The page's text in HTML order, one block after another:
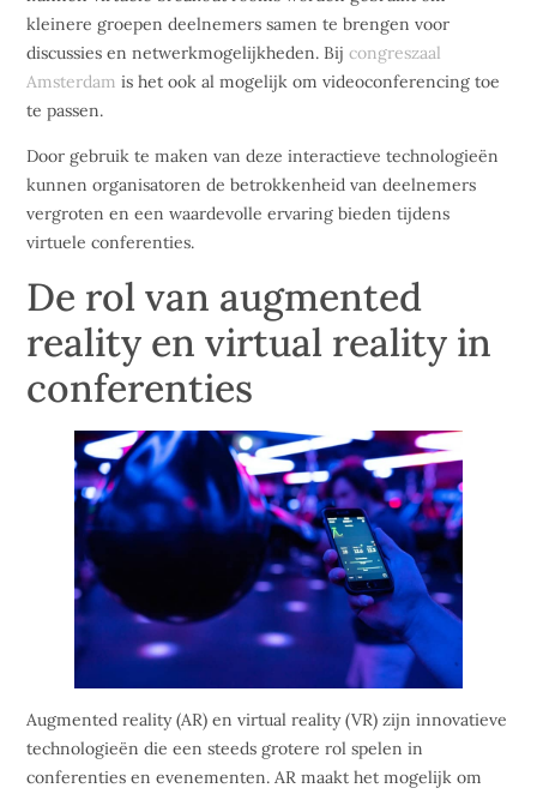
kleinere groepen deelnemers samen te brengen voor
discussies en netwerkmogelijkheden. Bijcongreszaal
Amsterdam is het ook al mogelijk om videoconferencing toe
te passen.
Door gebruik te maken van deze interactieve technologieën
kunnen organisatoren de betrokkenheid van deelnemers
vergroten en een waardevolle ervaring bieden tijdens
virtuele conferenties.
De rol van augmented
reality en virtual reality in
conferenties
Augmented reality (AR) en virtual reality (VR) zijn innovatieve
technologieën die een steeds grotere rol spelen in
conferenties en evenementen. AR maakt het mogelijk om